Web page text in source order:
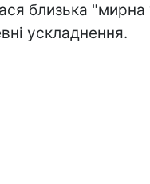
близька "мирна
ускладнення.